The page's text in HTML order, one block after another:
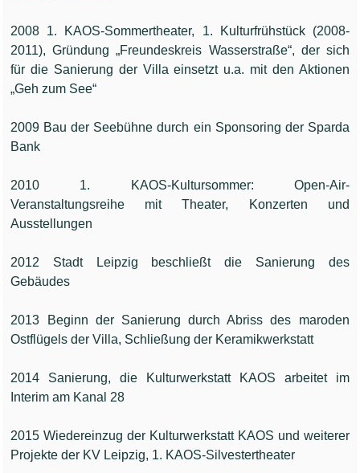
2008 1. KAOS-Sommertheater, 1. Kulturfrühstück (2008-
2011), Gründung „Freundeskreis Wasserstraße“, der sich
für die Sanierung der Villa einsetzt u.a. mit den Aktionen
„Geh zum See“
2009 Bau der Seebühne durch ein Sponsoring der Sparda
Bank
2010 1. KAOS-Kultursommer: Open-Air-
Veranstaltungsreihe mit Theater, Konzerten und
Ausstellungen
2012 Stadt Leipzig beschließt die Sanierung des
Gebäudes
2013 Beginn der Sanierung durch Abriss des maroden
Ostflügels der Villa, Schließung der Keramikwerkstatt
2014 Sanierung, die Kulturwerkstatt KAOS arbeitet im
Interim am Kanal 28
2015 Wiedereinzug der Kulturwerkstatt KAOS und weiterer
Projekte der KV Leipzig, 1. KAOS-Silvestertheater